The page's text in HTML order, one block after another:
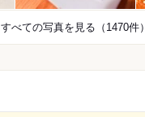
すべての写真を見る（1470件）